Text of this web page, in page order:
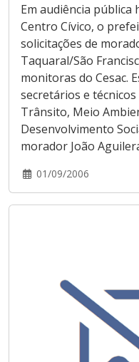
Em audiência
Centro Cívico, o
solicitações de
Taquaral/São
monitoras do Cesac.
secretários e
Trânsito, Meio
Desenvolvimento
morador João
01/09/2006